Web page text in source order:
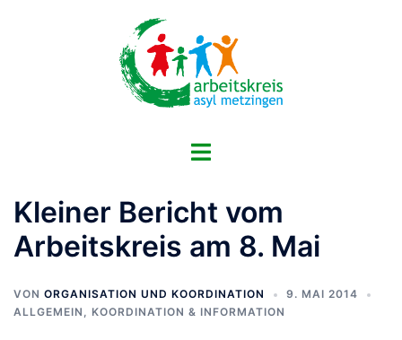
Menü
Kleiner Bericht vom
Arbeitskreis am 8. Mai
VON ORGANISATION UND KOORDINATION
9. MAI 2014
ALLGEMEIN , KOORDINATION & INFORMATION